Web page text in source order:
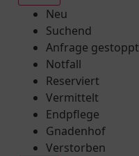
Neu
Suchend
Anfrage gestoppt
Notfall
Reserviert
Vermittelt
Endpflege
Gnadenhof
Verstorben